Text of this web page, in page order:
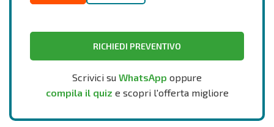
RICHIEDI PREVENTIVO
Scrivici su WhatsApp oppure
compila il quiz e scopri l'offerta migliore